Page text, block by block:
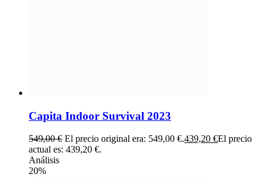
Capita Indoor Survival 2023
549,00€ El precio original era: 549,00 €.439,20 €El precio
actual es: 439,20 €.
Análisis
20%